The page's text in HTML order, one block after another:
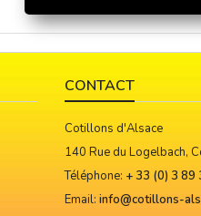
CONTACT
Cotillons d'Alsace
140 Rue du Logelbach,
Téléphone: + 33 (0) 3 89
Email: info@cotillons-